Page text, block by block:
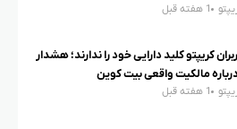
1 هفته قبل
کریپتو کلید دارایی خود را ندارند؛ هشدار
مالکیت واقعی بیت کوین
1 هفته قبل